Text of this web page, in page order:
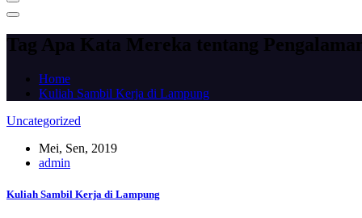
Tag Apa Kata Mereka tentang
Home
Kuliah Sambil Kerja di Lampung
Uncategorized
Mei, Sen, 2019
admin
Kuliah Sambil Kerja di Lampung